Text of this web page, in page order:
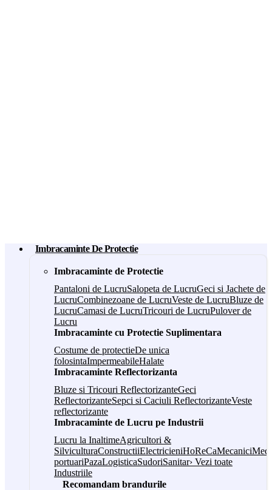
Imbracaminte De Protectie
Imbracaminte de Protectie
Pantaloni de LucruSalopeta de LucruGeci si Jachete de
LucruCombinezoane de LucruVeste de LucruBluze de
LucruCamasi de LucruTricouri de LucruPulover de
Lucru
Imbracaminte cu Protectie Suplimentara
Costume de protectieDe unica
folosintaImpermeabileHalate
Imbracaminte Reflectorizanta
Bluze si Tricouri ReflectorizanteGeci
ReflectorizanteSepci si Caciuli ReflectorizanteVeste
reflectorizante
Imbracaminte de Lucru pe Industrii
Lucru la InaltimeAgricultori &
SilviculturaConstructiiElectricieniHoReCaMecanici
portuariPazaLogisticaSudoriSanitar› Vezi toate
Industriile
Recomandam brandurile